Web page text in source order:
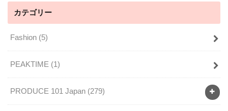
カテゴリー
Fashion (5)
PEAKTIME (1)
PRODUCE 101 Japan (279)